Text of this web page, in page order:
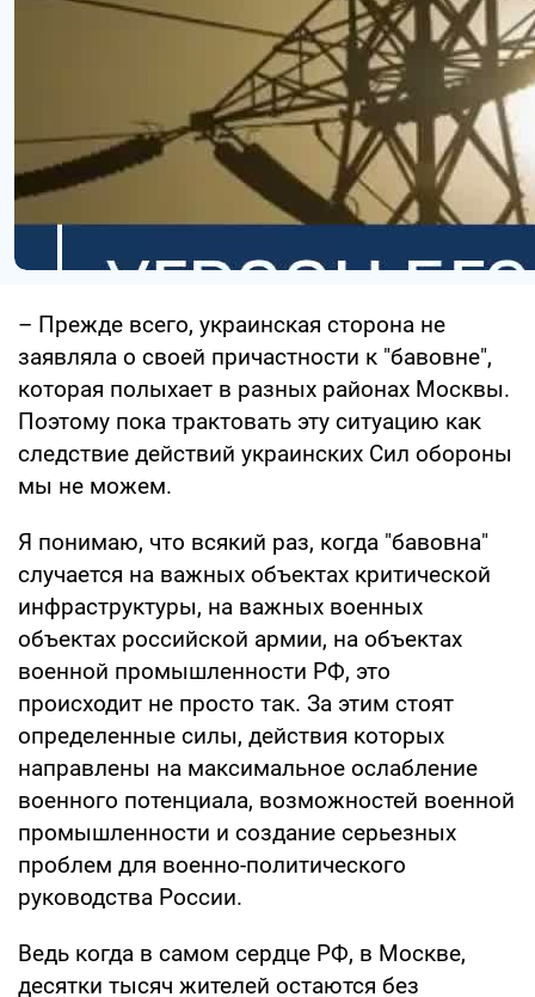
– Прежде всего, украинская сторона не
заявляла о своей причастности к "бавовне",
которая полыхает в разных районах Москвы.
Поэтому пока трактовать эту ситуацию как
следствие действий украинских Сил обороны
мы не можем.
Я понимаю, что всякий раз, когда "бавовна"
случается на важных объектах критической
инфраструктуры, на важных военных
объектах российской армии, на объектах
военной промышленности РФ, это
происходит не просто так. За этим стоят
определенные силы, действия которых
направлены на максимальное ослабление
военного потенциала, возможностей военной
промышленности и создание серьезных
проблем для военно-политического
руководства России.
Ведь когда в самом сердце РФ, в Москве,
десятки тысяч жителей остаются без